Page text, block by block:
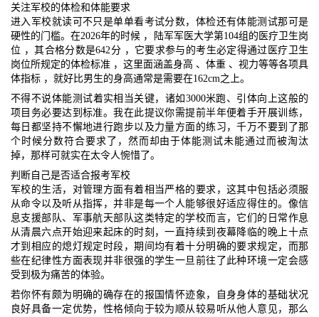
关注军校的体检和体能要求
进入军校就读可不只是单单看考试分数，体检还有体能测试那可是
硬性的门槛。在2026年的时候 ，陆军军医大学第104组的医疗卫生岗
位 ，其合格分数是642分 ，它要求参与的考生必定得通过医疗卫生
岗位所规定的体检标准 ，这里面涵盖身高 、体重 、视力等等各项具
体指标 ，就好比男生的身高通常是需要在162cm之上。
不得不说体能测试着实相当关键，诸如3000米跑、引体向上这般的
项目务必要达到标准。我在此提议你需提前半年便着手开展训练，
每日都坚持不懈地进行跑步以及力量方面的练习，千万不要到了那
个时候分数符合要求了，然而却由于体能测试未能通过而被淘汰
掉，那样可就实在太令人惋惜了。
判断自己是否适合报考军校
军校的生活，对管理方面有着相当严格的要求，这其中包括必须服
从命令以及听从指挥，并非是每一个人能够很好适应得住的。像信
息支援部队、军事航天部队这类特定的学校而言，它们的日常作息
从清晨六点开始迎来起床的时刻，一直持续到夜幕降临的晚上十点
才到相应的熄灯规定时段，期间均有着十分明确的要求规定，而那
些在纪律性方面表现并非很强的学生一旦前往了此种环境一定会感
受到极为痛苦的体验。
若你怀有颇为明确的确存在的报国情怀迹象，自身身体的基础状况
良好具备一定优势，性格倾向于较为顺从较易听从他人意见，那么